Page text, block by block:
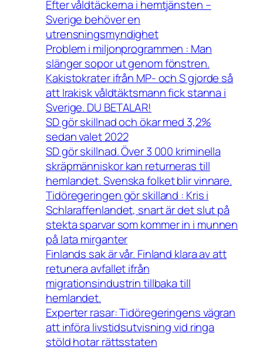
Efter våldtäckerna i hemtjänsten –
Sverige behöver en
utrensningsmyndighet
Problem i miljonprogrammen : Man
slänger sopor ut genom fönstren.
Kakistokrater ifrån MP- och S gjorde så
att Irakisk våldtäktsmann fick stanna i
Sverige. DU BETALAR!
SD gör skillnad och ökar med 3,2%
sedan valet 2022
SD gör skillnad. Över 3 000 kriminella
skräpmänniskor kan returneras till
hemlandet. Svenska folket blir vinnare.
Tidöregeringen gör skilland : Kris i
Schlaraffenlandet, snart är det slut på
stekta sparvar som kommer in i munnen
på lata mirganter
Finlands sak är vår. Finland klara av att
retunera avfallet ifrån
migrationsindustrin tillbaka till
hemlandet.
Experter rasar: Tidöregeringens vägran
att införa livstidsutvisning vid ringa
stöld hotar rättsstaten